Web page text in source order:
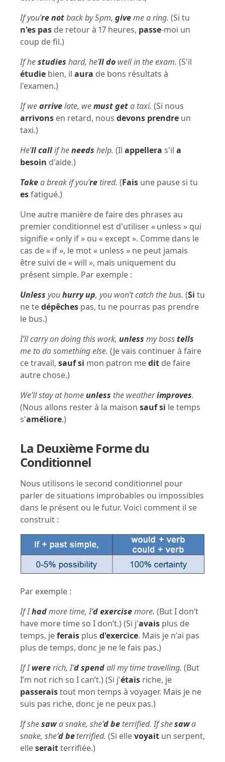
If you’re notback by 5pm, giveme a ring. (Si tu
n'es pas de retour à 17 heures, passe-moi un
coup de fil.)
If hestudies hard, he’ll do well in the exam. (S'il
étudie bien, il aura de bons résultats à
l'examen.)
If wearrivelate, wemust geta taxi. (Si nous
arrivons en retard, nous devons prendre un
taxi.)
He’ll callif heneeds help. (Il appellera s'il a
besoin d'aide.)
Takea break if you’re tired. (Fais une pause si tu
esfatigué.)
Une autre manière de faire des phrases au
premier conditionnel est d'utiliser « unless » qui
signifie « only if » ou « except ». Comme dans le
cas de « if », le mot « unless » ne peut jamais
être suivi de « will », mais uniquement du
présent simple. Par exemple :
Unless youhurry up, you won’t catch the bus. (Si tu
ne tedépêches pas, tu ne pourras pas prendre
le bus.)
I’ll carry on doing this work, unless my bosstells
me to do something else. (Je vais continuer à faire
ce travail, sauf si mon patron medit de faire
autre chose.)
We’ll stay at home unless the weatherimproves.
(Nous allons rester à la maison sauf si le temps
s'améliore.)
La Deuxième Forme du
Conditionnel
Nous utilisons le second conditionnel pour
parler de situations improbables ou impossibles
dans le présent ou le futur. Voici comment il se
construit :
Par exemple :
If Ihadmore time, I’d exercisemore. (But I don’t
have more time so I don’t.) (Si j'avais plus de
temps, jeferais plus d'exercice. Mais je n'ai pas
plus de temps, donc je ne le fais pas.)
If Iwererich, I’d spendall my time travelling. (But
I’m not rich so I can’t.) (Si j'étais riche, je
passeraistout mon temps à voyager. Mais je ne
suis pas riche, donc je ne peux pas.)
If shesawa snake, she’d be terrified. If shesawa
snake, she’d beterrified. (Si ellevoyait un serpent,
elleseraitterrifiée.)